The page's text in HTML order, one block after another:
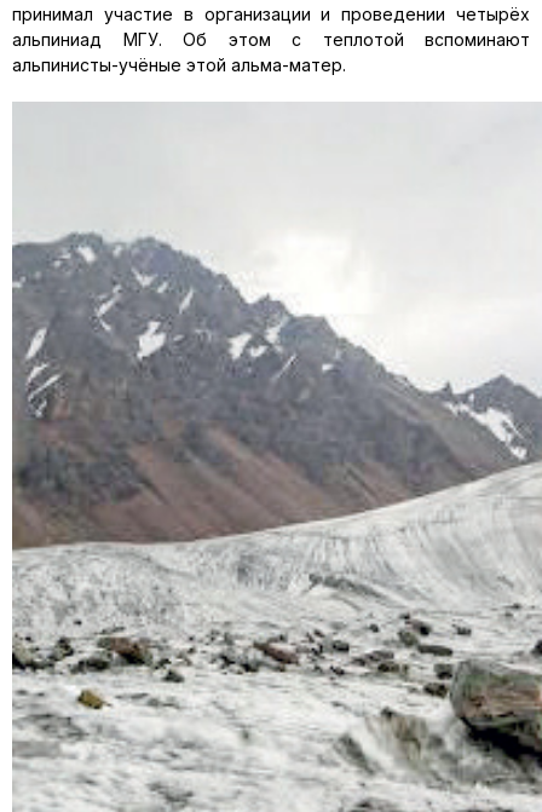
принимал участие в организации и проведении четырёх
альпиниад МГУ. Об этом с теплотой вспоминают
альпинисты-учёные этой альма-матер.